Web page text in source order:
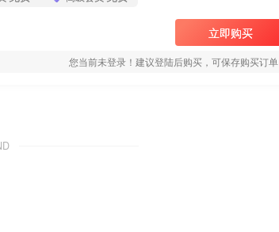
立即购买
您当前未登录！建议登陆后购买，可保存购买订单
🔰 内容涵盖网赚项目、引流技术、电商运
营、脚本源码等资源，每日稳定更新10-20
优质付费资源课程！